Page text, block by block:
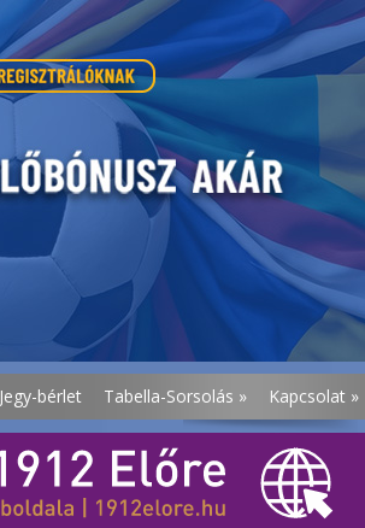
Jegy-bérlet Tabella-Sorsolás » Kapcsolat »